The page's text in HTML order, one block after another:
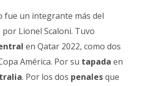
fue un integrante más del
Lionel Scaloni. Tuvo
en Qatar 2022, como dos
América. Por su tapada en
. Por los dos penalesque